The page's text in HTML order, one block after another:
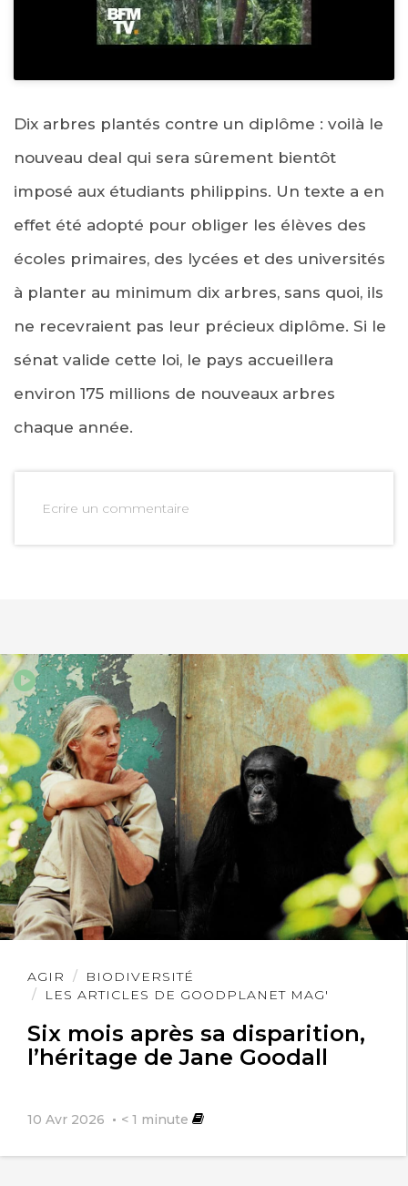
Dix arbres plantés contre un diplôme : voilà le
nouveau deal qui sera sûrement bientôt
imposé aux étudiants philippins. Un texte a en
effet été adopté pour obliger les élèves des
écoles primaires, des lycées et des universités
à planter au minimum dix arbres, sans quoi, ils
ne recevraient pas leur précieux diplôme. Si le
sénat valide cette loi, le pays accueillera
environ 175 millions de nouveaux arbres
chaque année.
Ecrire un commentaire
AGIR
BIODIVERSITÉ
LES ARTICLES DE GOODPLANET MAG'
Six mois après sa disparition,
l’héritage de Jane Goodall
10 Avr 2026 < 1 minute
Lire
l'article